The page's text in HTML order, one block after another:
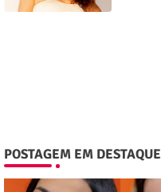
POSTAGEM EM DESTAQUE